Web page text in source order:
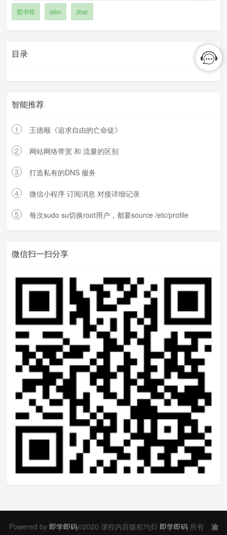
PS:这里面还有一部比较重要，就是找对应数据的
PDF文档或者其他类型的电子文档，
取，以前写过一部分代码
方法二： 写爬虫通过百度等搜索平台 找到 有此
我个人后续更倾向使用方法二，互联网中拥有浩
单配置就可以爬取任何网站了
图书馆 isbn zbar
目录
智能推荐
1 王德顺《追求自由的亡命徒》
2 网站网络带宽 和 流量的区别
3 打造私有的DNS 服务
4 微信小程序 订阅消息 对接详细记录
5 每次sudo su切换root用户，都要source /etc/profile
微信扫一扫分享
Powered by 即学即码©2020 课程内容版权均归 即学即码 所有
渝